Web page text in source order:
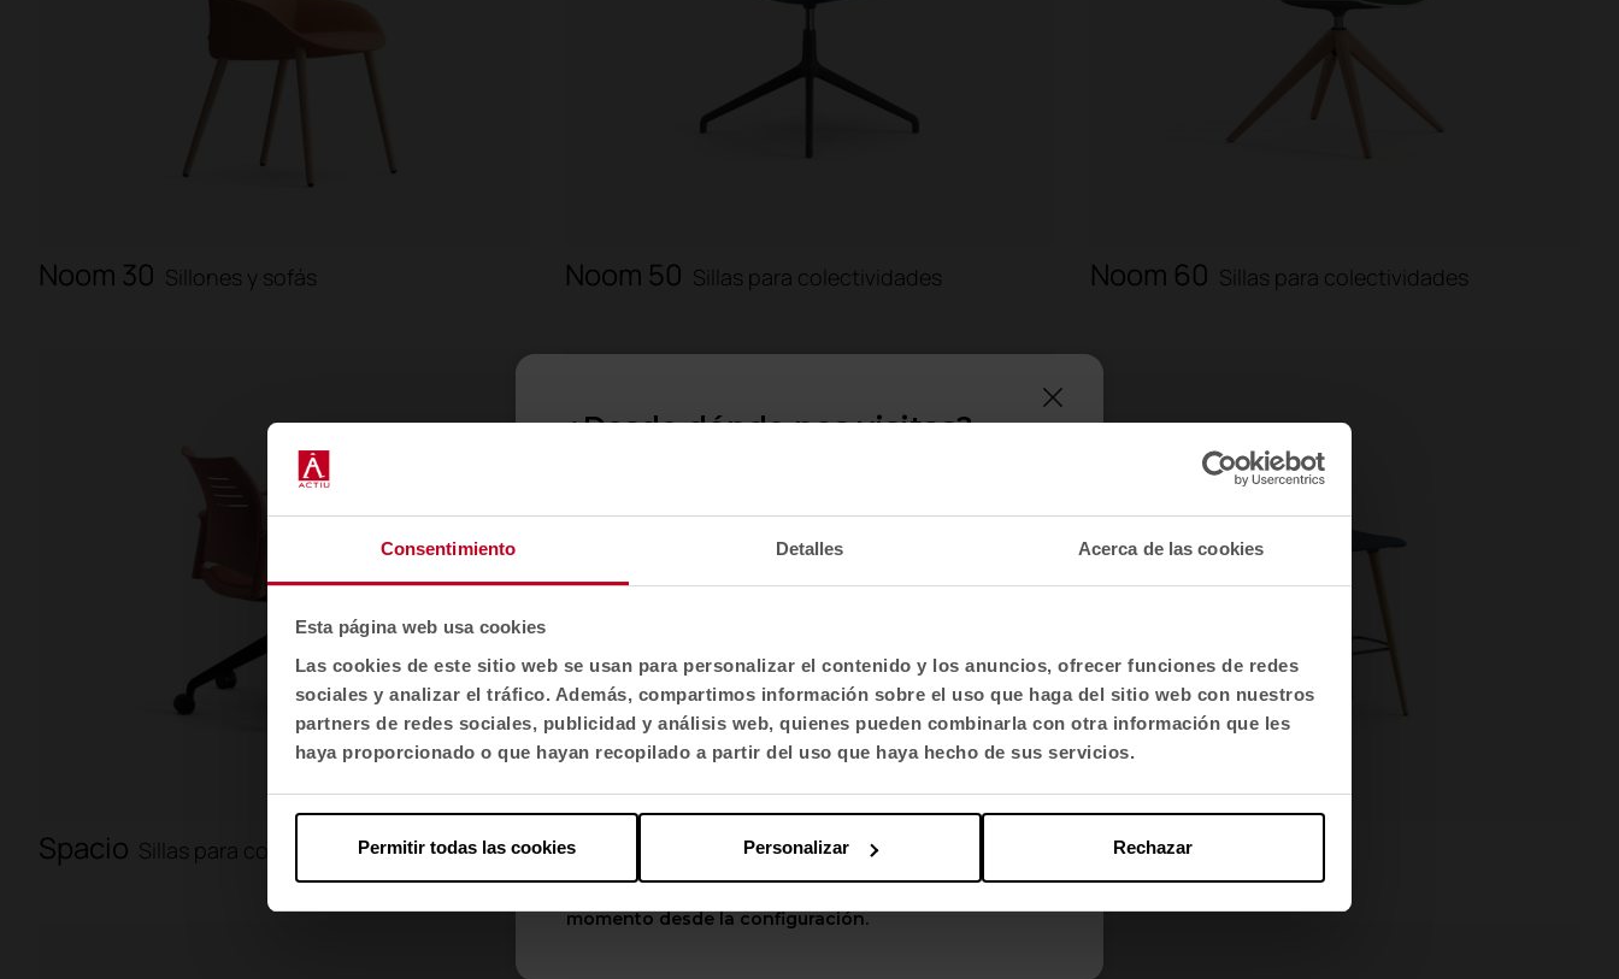
Consentimiento Detalles Acerca de las cookies
Esta página web usa cookies
Las cookies de este sitio web se usan para personalizar el contenido y los anuncios, ofrecer funciones de redes
sociales y analizar el tráfico. Además, compartimos información sobre el uso que haga del sitio web con nuestros
partners de redes sociales, publicidad y análisis web, quienes pueden combinarla con otra información que les
haya proporcionado o que hayan recopilado a partir del uso que haya hecho de sus servicios.
Rechazar
Personalizar
Permitir todas las cookies
Noom 30 Sillones y sofás Noom 50 Sillas para colectividades Noom 60 Sillas para colectividades
Spacio Sillas para colectividades Banqueta Mit Taburetes Noom 40
¿Desde dónde nos visitas?
Selecciona localización
Selecciona idioma
English US
Aplicar
momento desde la configuración.